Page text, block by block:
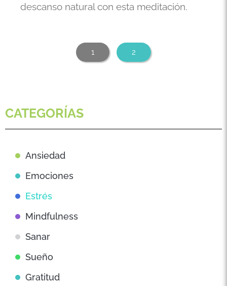
descanso natural con esta meditación.
1 2
CATEGORÍAS
Ansiedad
Emociones
Estrés
Mindfulness
Sanar
Sueño
Gratitud